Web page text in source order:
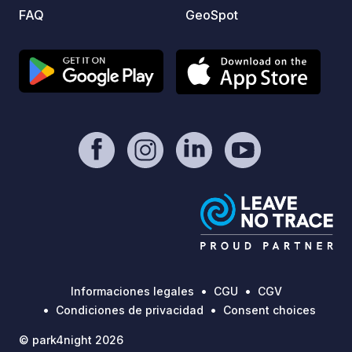
FAQ
GeoSpot
Informaciones legales CGU
CGV
Condiciones de privacidad
Consent choices
© park4night 2026